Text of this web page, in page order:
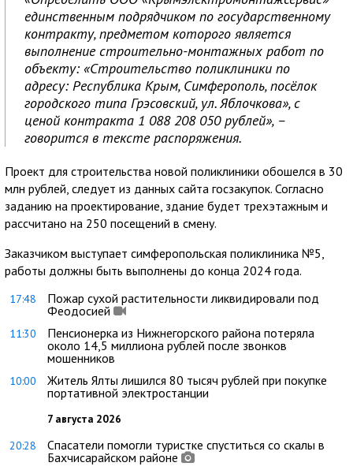
единственным подрядчиком по государственному
контракту, предметом которого является
выполнение строительно-монтажных работ по
объекту: «Строительство поликлиники по
адресу: Республика Крым, Симферополь, посёлок
городского типа Грэсовский, ул. Яблочкова», с
ценой контракта 1 088 208 050 рублей», –
говорится в тексте распоряжения.
Проект для строительства новой поликлиники обошелся в 30
млн рублей, следует из данных сайта госзакупок. Согласно
заданию на проектирование, здание будет трехэтажным и
рассчитано на 250 посещений в смену.
Заказчиком выступает симферопольская поликлиника №5,
работы должны быть выполнены до конца 2024 года.
17:48
Пожар сухой растительности ликвидировали под
Феодосией
11:30
Пенсионерка из Нижнегорского района потеряла
около 14,5 миллиона рублей после звонков
мошенников
10:00
Житель Ялты лишился 80 тысяч рублей при покупке
портативной электростанции
7 августа 2026
20:28
Спасатели помогли туристке спуститься со скалы в
Бахчисарайском районе